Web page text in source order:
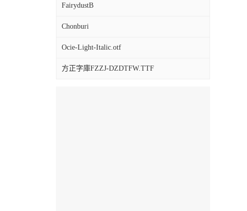
FairydustB
Chonburi
Ocie-Light-Italic.otf
方正字庫FZZJ-DZDTFW.TTF